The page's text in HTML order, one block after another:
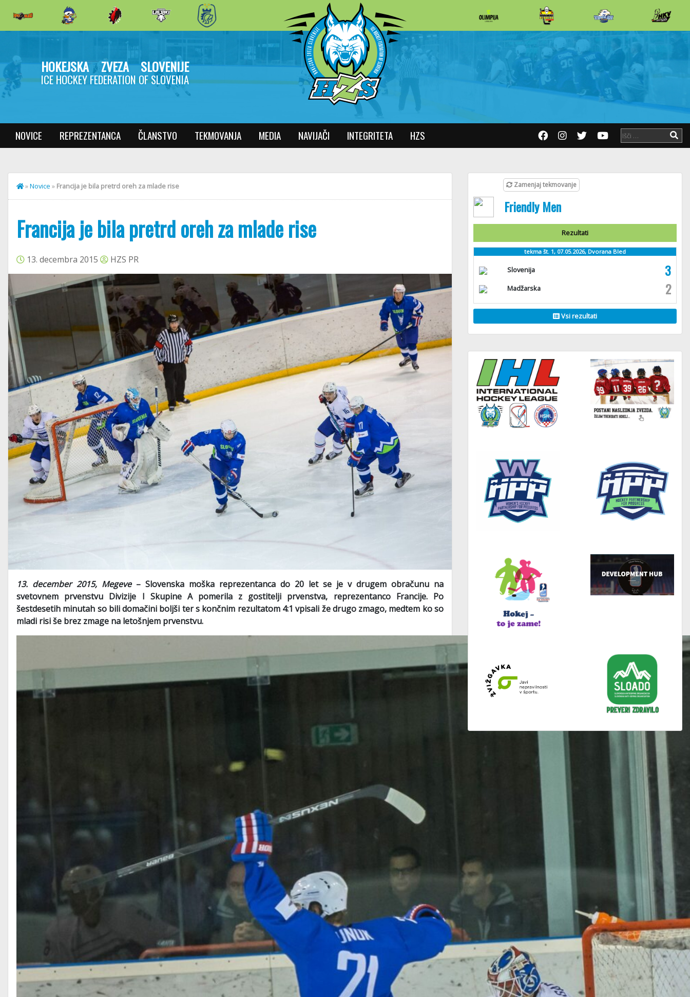
HOKEJSKA ZVEZA SLOVENIJE
ICE HOCKEY FEDERATION OF SLOVENIA
NOVICE REPREZENTANCA ČLANSTVO TEKMOVANJA MEDIA NAVIJAČI INTEGRITETA HZS
»Novice » Francija je bila pretrd oreh za mlade rise
Francija je bila pretrd oreh za mlade rise
13. decembra 2015 HZS PR
13. december 2015, Megeve– Slovenska moška reprezentanca do 20 let se je v drugem obračunu na
svetovnem prvenstvu Divizije I Skupine A pomerila z gostitelji prvenstva, reprezentanco Francije. Po
šestdesetih minutah so bili domačini boljši ter s končnim rezultatom 4:1 vpisali že drugo zmago, medtem ko so
mladi risi še brez zmage na letošnjem prvenstvu.
Zamenjaj tekmovanje
Friendly Men
Rezultati
tekma št. 1, 07.05.2026, Dvorana Bled
Slovenija 3
Madžarska 2
Vsi rezultati